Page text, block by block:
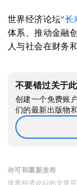
世界经济论坛“长
体系、推动金融
人与社会在财务
不要错过关于
创建一个免费账
们的最新出版物
许可和重新发布
世界经济论坛的文章